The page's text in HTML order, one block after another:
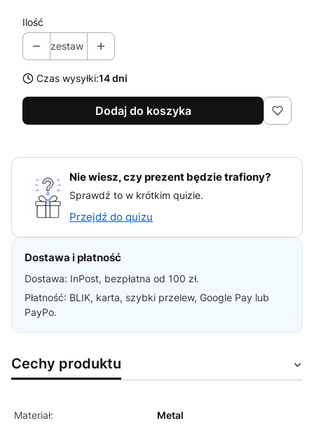
Ilość
zestaw
Czas wysyłki:14 dni
Dodaj do koszyka
Nie wiesz, czy prezent będzie trafiony?
Sprawdź to w krótkim quizie.
Przejdź do quizu
Dostawa i płatność
Dostawa: InPost, bezpłatna od 100 zł.
Płatność: BLIK, karta, szybki przelew, Google Pay lub
PayPo.
Cechy produktu
Materiał: Metal